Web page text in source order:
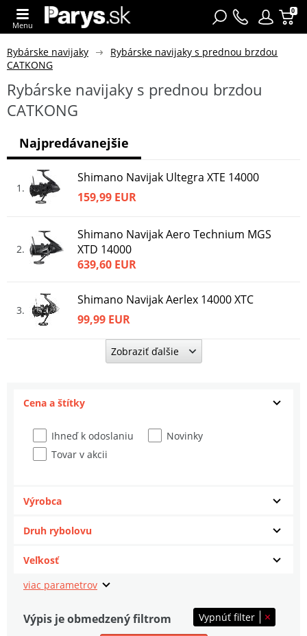
0
Menu
Rybárske navijaky
Rybárske navijaky s prednou brzdou
CATKONG
Rybárske navijaky s prednou brzdou
CATKONG
1
Shimano Navijak Ultegra XTE 14000
159,99 EUR
2
Shimano Navijak Aero Technium MGS
XTD 14000
639,60 EUR
3
Shimano Navijak Aerlex 14000 XTC
99,99 EUR
Okuma Navijak 8K
JRC Navijak XTX 10000
59,96 EUR
115,35 EUR
79,95 EUR
Mivardi Navijak Titanus DX 12000
Zobraziť ďalšie
Najpredávanejšie
Cena a štítky
Ihneď k odoslaniu
Novinky
Tovar v akcii
Výrobca
Druh rybolovu
Veľkosť
Výpis je obmedzený filtrom Vypnúť filter